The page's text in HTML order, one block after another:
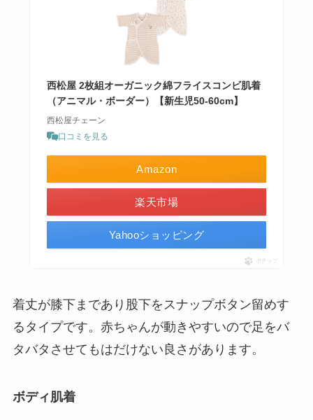
西松屋 2枚組オーガニック綿フライスコンビ肌着
（アニマル・ボーダー）【新生児50-60cm】
西松屋チェーン
口コミを見る
Amazon
楽天市場
Yahooショッピング
ポチップ
着丈が膝下まであり股下をスナップボタン留めす
るタイプです。赤ちゃんが動きやすいので足をバ
タバタさせてもはだけない良さがあります。
ボディ肌着